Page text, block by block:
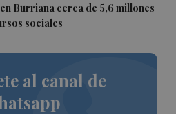
Burriana cerca de 5,6 millones
sociales
al canal de